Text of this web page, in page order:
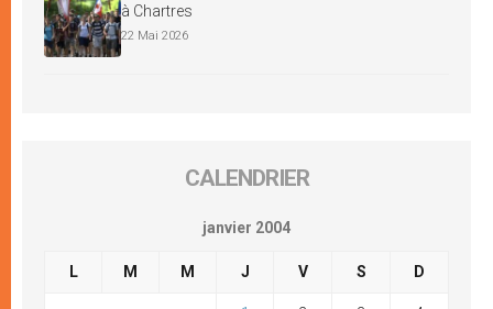
à Chartres
22 Mai 2026
CALENDRIER
janvier 2004
L M M J V S D